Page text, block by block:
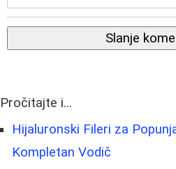
Slanje
Pročitajte i...
Hijaluronski Fileri za
Kompletan Vodič